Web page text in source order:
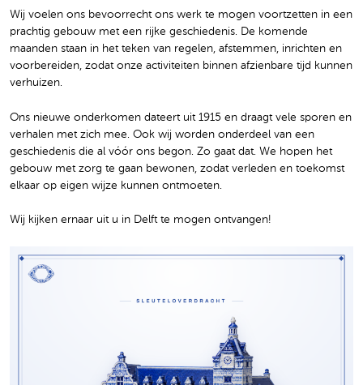
Wij voelen ons bevoorrecht ons werk te mogen voortzetten in een
prachtig gebouw met een rijke geschiedenis. De komende
maanden staan in het teken van regelen, afstemmen, inrichten en
voorbereiden, zodat onze activiteiten binnen afzienbare tijd kunnen
verhuizen.
Ons nieuwe onderkomen dateert uit 1915 en draagt vele sporen en
verhalen met zich mee. Ook wij worden onderdeel van een
geschiedenis die al vóór ons begon. Zo gaat dat. We hopen het
gebouw met zorg te gaan bewonen, zodat verleden en toekomst
elkaar op eigen wijze kunnen ontmoeten.
Wij kijken ernaar uit u in Delft te mogen ontvangen!